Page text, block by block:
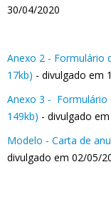
30/04/2020
Anexo 2 - Formulário
17kb) - divulgado em
Anexo 3 -
149kb) - divulgado
Modelo - Carta de
divulgado em 02/05/